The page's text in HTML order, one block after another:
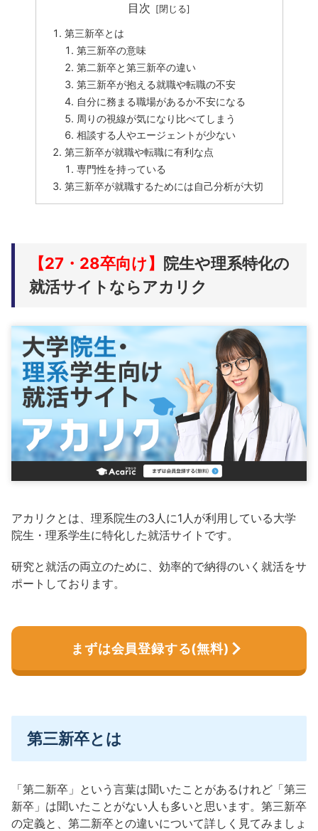
目次
第三新卒とは
第三新卒の意味
第二新卒と第三新卒の違い
第三新卒が抱える就職や転職の不安
自分に務まる職場があるか不安になる
周りの視線が気になり比べてしまう
相談する人やエージェントが少ない
第三新卒が就職や転職に有利な点
専門性を持っている
第三新卒が就職するためには自己分析が大切
【27・28卒向け】
院生や理系特化の
就活サイトならアカリク
アカリクとは、理系院生の3人に1人が利用している大学
院生・理系学生に特化した就活サイトです。
研究と就活の両立のために、効率的で納得のいく就活をサ
ポートしております。
まずは会員登録する(無料)
第三新卒とは
「第二新卒」という言葉は聞いたことがあるけれど「第三
新卒」は聞いたことがない人も多いと思います。第三新卒
の定義と、第二新卒との違いについて詳しく見てみましょ